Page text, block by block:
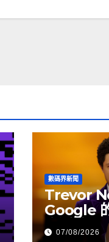
數碼界新聞
Trevor
Google
介活動
07/08/2026